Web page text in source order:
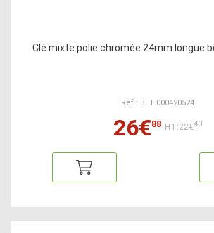
Clé mixte polie chromée 24mm longue
Ref : BET 000420524
26€88 HT:22€40